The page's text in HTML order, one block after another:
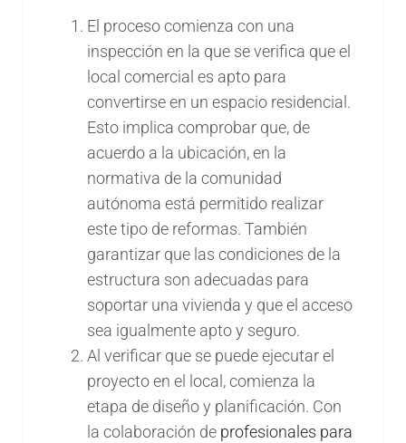
El proceso comienza con una
inspección en la que se verifica que el
local comercial es apto para
convertirse en un espacio residencial.
Esto implica comprobar que, de
acuerdo a la ubicación, en la
normativa de la comunidad
autónoma está permitido realizar
este tipo de reformas. También
garantizar que las condiciones de la
estructura son adecuadas para
soportar una vivienda y que el acceso
sea igualmente apto y seguro.
Al verificar que se puede ejecutar el
proyecto en el local, comienza la
etapa de diseño y planificación. Con
la colaboración de profesionales para